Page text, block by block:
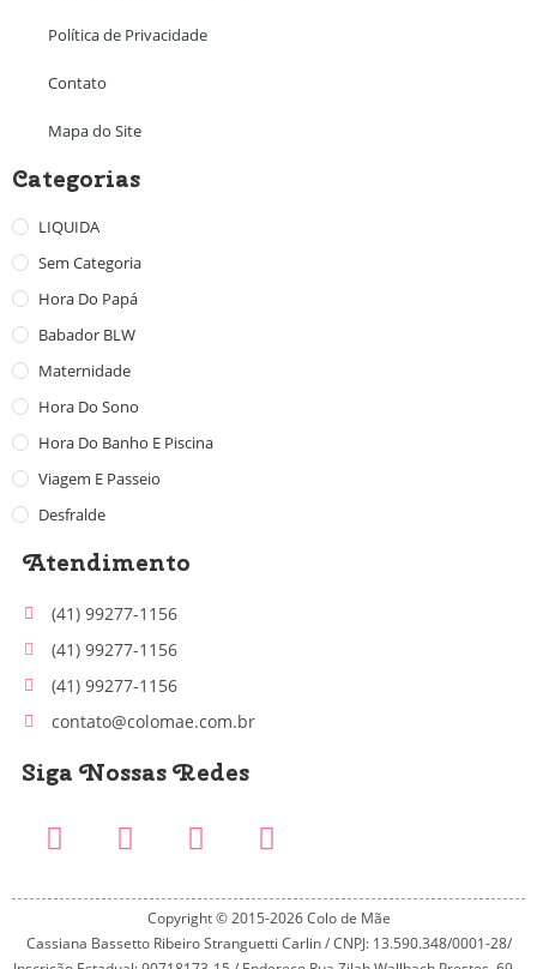
Política de Privacidade
Contato
Mapa do Site
Categorias
LIQUIDA
Sem Categoria
Hora Do Papá
Babador BLW
Maternidade
Hora Do Sono
Hora Do Banho E Piscina
Viagem E Passeio
Desfralde
Atendimento
(41) 99277-1156
(41) 99277-1156
(41) 99277-1156
contato@colomae.com.br
Siga Nossas Redes
Copyright © 2015-2026 Colo de Mãe
Cassiana Bassetto Ribeiro Stranguetti Carlin / CNPJ: 13.590.348/0001-28/